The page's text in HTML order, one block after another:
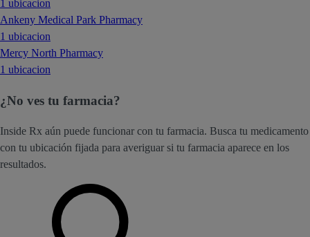
1 ubicacion
Ankeny Medical Park Pharmacy
1 ubicacion
Mercy North Pharmacy
1 ubicacion
¿No ves tu farmacia?
Inside Rx aún puede funcionar con tu farmacia. Busca tu medicamento
con tu ubicación fijada para averiguar si tu farmacia aparece en los
resultados.